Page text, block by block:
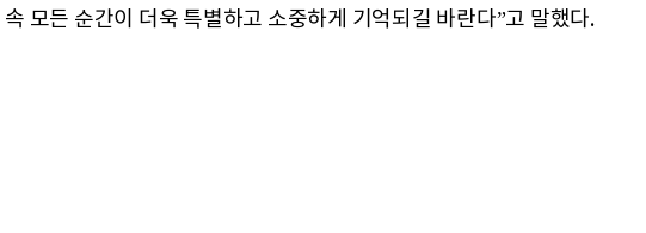
속 모든 순간이 더욱 특별하고 소중하게 기억되길 바란다”고 말했다.